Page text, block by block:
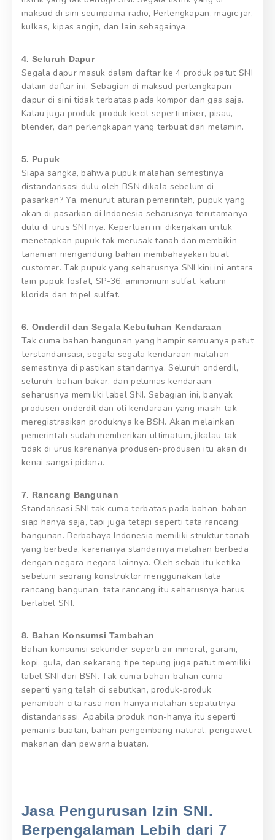
maksud di sini seumpama radio, Perlengkapan, magic jar,
kulkas, kipas angin, dan lain sebagainya.
4. Seluruh Dapur
Segala dapur masuk dalam daftar ke 4 produk patut SNI
dalam daftar ini. Sebagian di maksud perlengkapan
dapur di sini tidak terbatas pada kompor dan gas saja.
Kalau juga produk-produk kecil seperti mixer, pisau,
blender, dan perlengkapan yang terbuat dari melamin.
5. Pupuk
Siapa sangka, bahwa pupuk malahan semestinya
distandarisasi dulu oleh BSN dikala sebelum di
pasarkan? Ya, menurut aturan pemerintah, pupuk yang
akan di pasarkan di Indonesia seharusnya terutamanya
dulu di urus SNI nya. Keperluan ini dikerjakan untuk
menetapkan pupuk tak merusak tanah dan membikin
tanaman mengandung bahan membahayakan buat
customer. Tak pupuk yang seharusnya SNI kini ini antara
lain pupuk fosfat, SP-36, ammonium sulfat, kalium
klorida dan tripel sulfat.
6. Onderdil dan Segala Kebutuhan Kendaraan
Tak cuma bahan bangunan yang hampir semuanya patut
terstandarisasi, segala segala kendaraan malahan
semestinya di pastikan standarnya. Seluruh onderdil,
seluruh, bahan bakar, dan pelumas kendaraan
seharusnya memiliki label SNI. Sebagian ini, banyak
produsen onderdil dan oli kendaraan yang masih tak
meregistrasikan produknya ke BSN. Akan melainkan
pemerintah sudah memberikan ultimatum, jikalau tak
tidak di urus karenanya produsen-produsen itu akan di
kenai sangsi pidana.
7. Rancang Bangunan
Standarisasi SNI tak cuma terbatas pada bahan-bahan
siap hanya saja, tapi juga tetapi seperti tata rancang
bangunan. Berbahaya Indonesia memiliki struktur tanah
yang berbeda, karenanya standarnya malahan berbeda
dengan negara-negara lainnya. Oleh sebab itu ketika
sebelum seorang konstruktor menggunakan tata
rancang bangunan, tata rancang itu seharusnya harus
berlabel SNI.
8. Bahan Konsumsi Tambahan
Bahan konsumsi sekunder seperti air mineral, garam,
kopi, gula, dan sekarang tipe tepung juga patut memiliki
label SNI dari BSN. Tak cuma bahan-bahan cuma
seperti yang telah di sebutkan, produk-produk
penambah cita rasa non-hanya malahan sepatutnya
distandarisasi. Apabila produk non-hanya itu seperti
pemanis buatan, bahan pengembang natural, pengawet
makanan dan pewarna buatan.
Jasa Pengurusan Izin SNI.
Berpengalaman Lebih dari 7